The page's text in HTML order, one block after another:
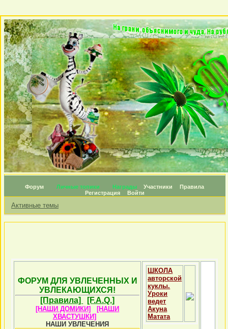
Форум Личные топики Награды Участники
Правила
Регистрация
Войти
Активные темы
ФОРУМ ДЛЯ УВЛЕЧЕННЫХ И
УВЛЕКАЮЩИХСЯ!
[Правила]
[F.A.Q.]
[НАШИ ДОМИКИ]
[НАШИ
ХВАСТУШКИ]
НАШИ УВЛЕЧЕНИЯ
ШКОЛА
авторской
куклы.
Уроки
ведет
Акуна
Матата